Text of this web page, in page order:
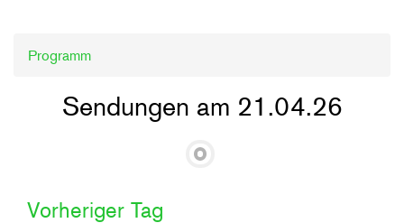
Programm
Sendungen am 21.04.26
Vorheriger Tag